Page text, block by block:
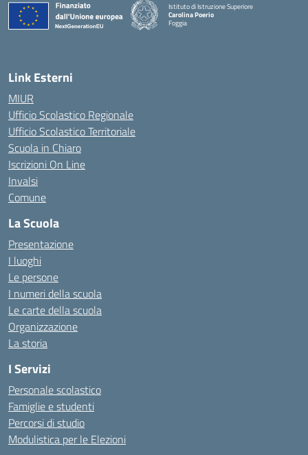
Istituto di Istruzione Superiore
Carolina Poerio
Foggia
— Visita la pagina iniziale della scuola
Link Esterni
MIUR
Ufficio Scolastico Regionale
Ufficio Scolastico Territoriale
Scuola in Chiaro
Iscrizioni On Line
Invalsi
Comune
La Scuola
Presentazione
I luoghi
Le persone
I numeri della scuola
Le carte della scuola
Organizzazione
La storia
I Servizi
Personale scolastico
Famiglie e studenti
Percorsi di studio
Modulistica per le Elezioni